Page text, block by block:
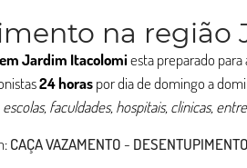
na região
Jardim Itacolomiesta preparado
24 horaspor dia de domingo a
faculdades, hospitais, clinicas,
CAÇA VAZAMENTO - DESENTUPIMENTO